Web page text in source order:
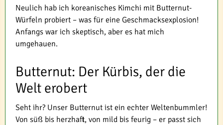
Neulich hab ich koreanisches Kimchi mit Butternut-
Würfeln probiert – was für eine Geschmacksexplosion!
Anfangs war ich skeptisch, aber es hat mich
umgehauen.
Butternut: Der Kürbis, der die
Welt erobert
Seht ihr? Unser Butternut ist ein echter Weltenbummler!
Von süß bis herzhaft, von mild bis feurig – er passt sich